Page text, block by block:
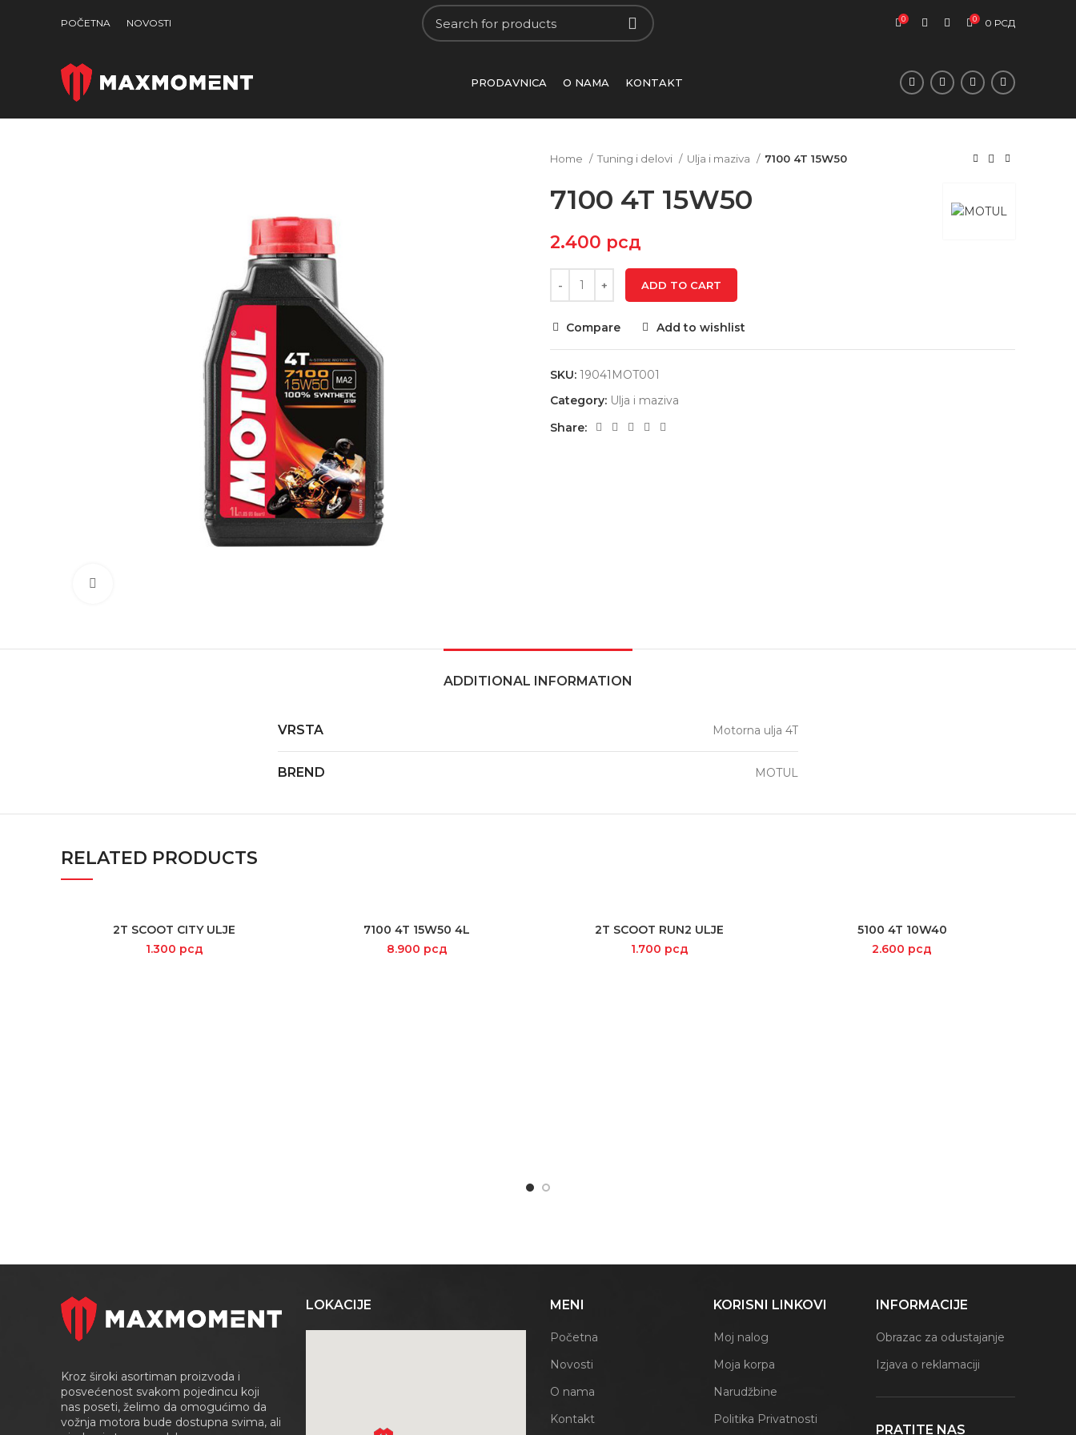
POČETNA NOVOSTI 0 0 0 РСД
PRODAVNICA O NAMA KONTAKT
Home Tuning i delovi Ulja i maziva 7100 4T 15W50
7100 4T 15W50
2.400 рсд
ADD TO CART
Compare Add to wishlist
SKU: 19041MOT001
Category: Ulja i maziva
Share:
ADDITIONAL INFORMATION
VRSTA Motorna ulja 4T
BREND MOTUL
RELATED PRODUCTS
ADD TO CART
2T SCOOT CITY ULJE
1.300 рсд
ADD TO CART
7100 4T 15W50 4L
8.900 рсд
ADD TO CART
2T SCOOT RUN2 ULJE
1.700 рсд
ADD TO CART
5100 4T 10W40
2.600 рсд
Kroz široki asortiman proizvoda i
posvećenost svakom pojedincu koji
nas poseti, želimo da omogućimo da
vožnja motora bude dostupna svima, ali
LOKACIJE MENI
Početna
Novosti
O nama
Kontakt
KORISNI LINKOVI
Moj nalog
Moja korpa
Narudžbine
Politika Privatnosti
INFORMACIJE
Obrazac za odustajanje
Izjava o reklamaciji
PRATITE NAS